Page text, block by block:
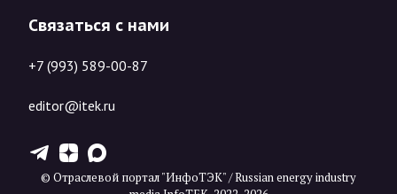
Связаться с нами
+7 (993) 589-00-87
editor@itek.ru
T Z X
© Отраслевой портал "ИнфоТЭК" / Russian energy industry